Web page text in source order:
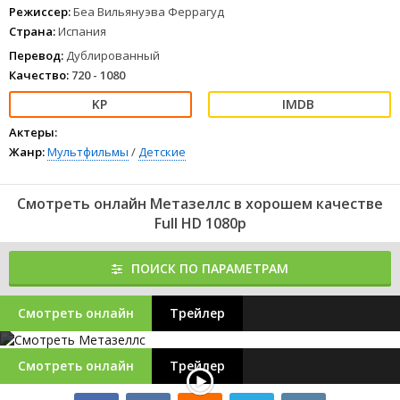
1234 5 67 8
Режиссер:Беа Вильянуэва Феррагуд
Страна:Испания
Перевод: Дублированный
Качество: 720 - 1080
Актеры:
Жанр:Мультфильмы /Детские
Смотреть онлайн Метазеллс в хорошем качестве
Full HD 1080p
ПОИСК ПО ПАРАМЕТРАМ
Смотреть онлайн Трейлер
Смотреть онлайн Трейлер